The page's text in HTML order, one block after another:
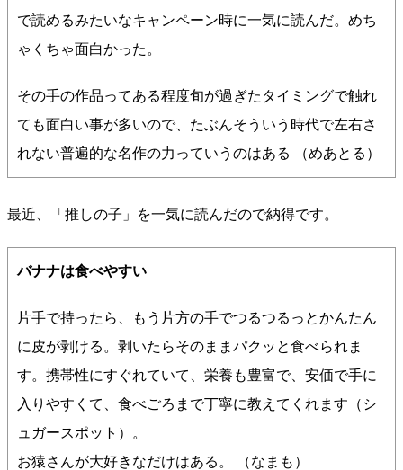
で読めるみたいなキャンペーン時に一気に読んだ。めち
ゃくちゃ面白かった。
その手の作品ってある程度旬が過ぎたタイミングで触れ
ても面白い事が多いので、たぶんそういう時代で左右さ
れない普遍的な名作の力っていうのはある （めあとる）
最近、「推しの子」を一気に読んだので納得です。
バナナは食べやすい
片手で持ったら、もう片方の手でつるつるっとかんたん
に皮が剥ける。剥いたらそのままパクッと食べられま
す。携帯性にすぐれていて、栄養も豊富で、安価で手に
入りやすくて、食べごろまで丁寧に教えてくれます（シ
ュガースポット）。
お猿さんが大好きなだけはある。 （なまも）